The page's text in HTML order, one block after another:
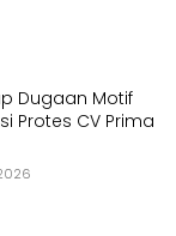
Dugaan Motif
Protes CV Prima